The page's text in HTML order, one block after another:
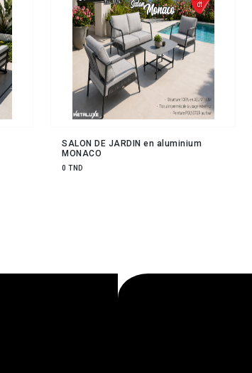
SALON DE JARDIN en aluminium
MONACO
0 TND